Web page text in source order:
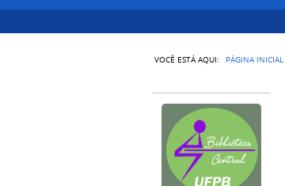
VOCÊ ESTÁ AQUI: PÁGINA INICIAL